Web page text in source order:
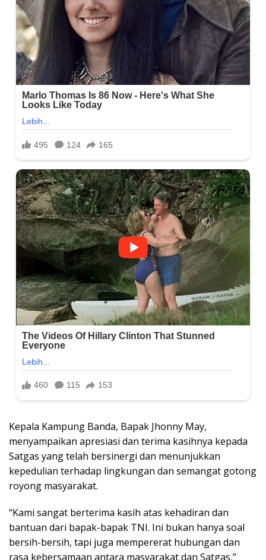
Kepala Kampung Banda, Bapak Jhonny May,
menyampaikan apresiasi dan terima kasihnya kepada
Satgas yang telah bersinergi dan menunjukkan
kepedulian terhadap lingkungan dan semangat gotong
royong masyarakat.
“Kami sangat berterima kasih atas kehadiran dan
bantuan dari bapak-bapak TNI. Ini bukan hanya soal
bersih-bersih, tapi juga mempererat hubungan dan
rasa kebersamaan antara masyarakat dan Satgas,”